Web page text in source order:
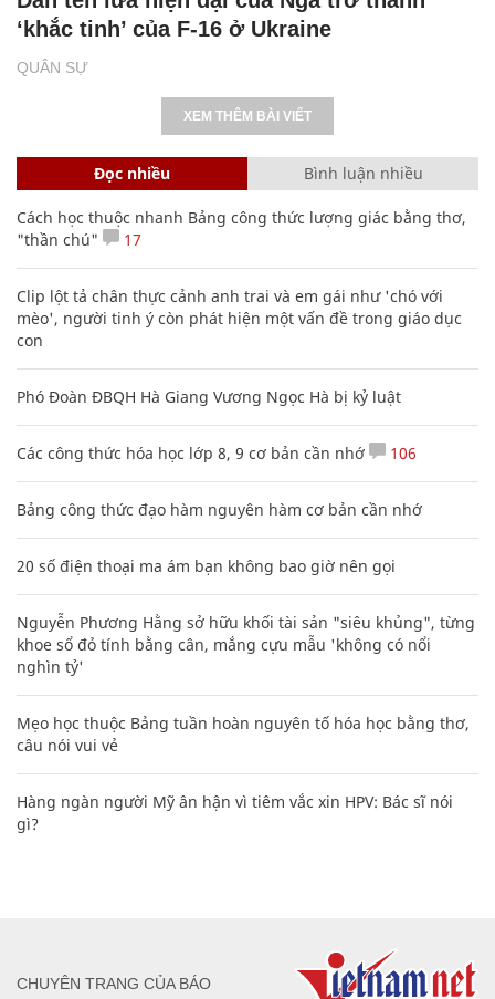
QUÂN SỰ
‘khắc tinh’ của F-16 ở Ukraine
XEM THÊM BÀI VIẾT
Đọc nhiều Bình luận nhiều
Cách học thuộc nhanh Bảng công thức lượng giác bằng thơ,
"thần chú"
17
Clip lột tả chân thực cảnh anh trai và em gái như 'chó với
mèo', người tinh ý còn phát hiện một vấn đề trong giáo dục
con
Phó Đoàn ĐBQH Hà Giang Vương Ngọc Hà bị kỷ luật
Các công thức hóa học lớp 8, 9 cơ bản cần nhớ 106
Bảng công thức đạo hàm nguyên hàm cơ bản cần nhớ
20 số điện thoại ma ám bạn không bao giờ nên gọi
Nguyễn Phương Hằng sở hữu khối tài sản "siêu khủng", từng
khoe sổ đỏ tính bằng cân, mắng cựu mẫu 'không có nổi
nghìn tỷ'
Mẹo học thuộc Bảng tuần hoàn nguyên tố hóa học bằng thơ,
câu nói vui vẻ
Hàng ngàn người Mỹ ân hận vì tiêm vắc xin HPV: Bác sĩ nói
gì?
CHUYÊN TRANG CỦA BÁO